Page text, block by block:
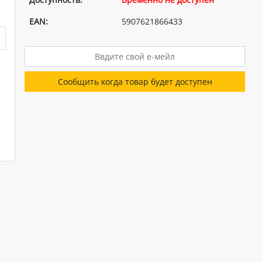
EAN:
5907621866433
Сообщить когда товар будет доступен